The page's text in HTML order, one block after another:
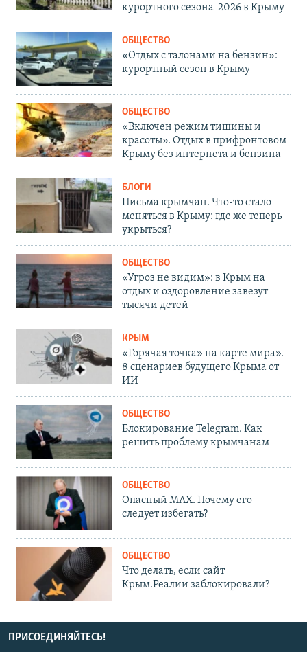
курортного сезона-2026 в Крыму
ОБЩЕСТВО
«Отдых с талонами на бензин»:
курортный сезон в Крыму
ОБЩЕСТВО
«Включен режим тишины и
красоты». Отдых в прифронтовом
Крыму без интернета и бензина
БЛОГИ
Письма крымчан. Что-то стало
меняться в Крыму: где же теперь
укрыться?
ОБЩЕСТВО
«Угроз не видим»: в Крым на
отдых и оздоровление завезут
тысячи детей
КРЫМ
«Горячая точка» на карте мира».
8 сценариев будущего Крыма от
ИИ
ОБЩЕСТВО
Блокирование Telegram. Как
решить проблему крымчанам
ОБЩЕСТВО
Опасный MAX. Почему его
следует избегать?
ОБЩЕСТВО
Что делать, если сайт
Крым.Реалии заблокировали?
ПРИСОЕДИНЯЙТЕСЬ!